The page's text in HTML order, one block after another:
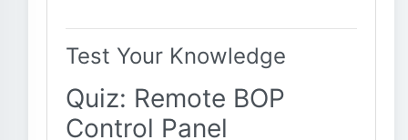
Test Your Knowledge
Quiz: Remote BOP
Control Panel